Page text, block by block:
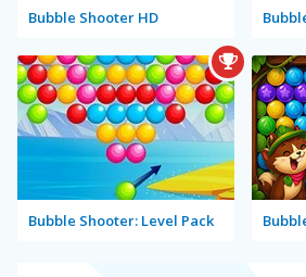
Bubble Shooter HD
Bubble Shooter: Level Pack